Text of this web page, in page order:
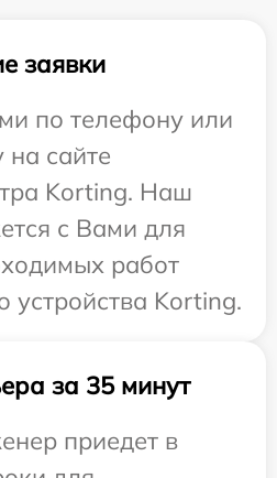
заявки
по телефону или
на сайте
Korting. Наш
с Вами для
работ
устройства Korting.
за 35 минут
приедет в